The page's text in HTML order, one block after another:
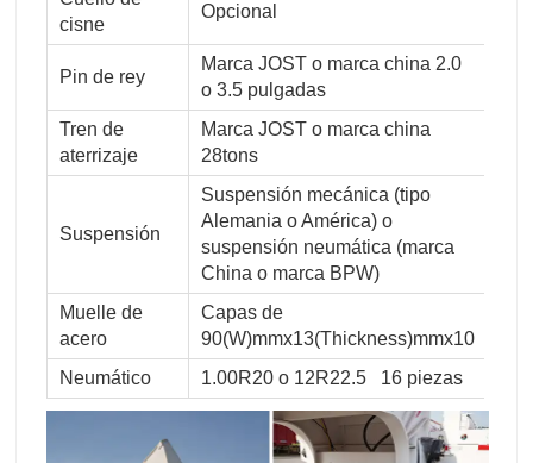
cisne
Opcional
Pin de rey
Marca JOST o marca china 2.0
o 3.5 pulgadas
Tren de
aterrizaje
Marca JOST o marca china
28tons
Suspensión
Suspensión mecánica (tipo
Alemania o América) o
suspensión neumática (marca
China o marca BPW)
Muelle de
acero
Capas de
90(W)mmx13(Thickness)mmx10
Neumático
1.00R20 o 12R22.5 16 piezas